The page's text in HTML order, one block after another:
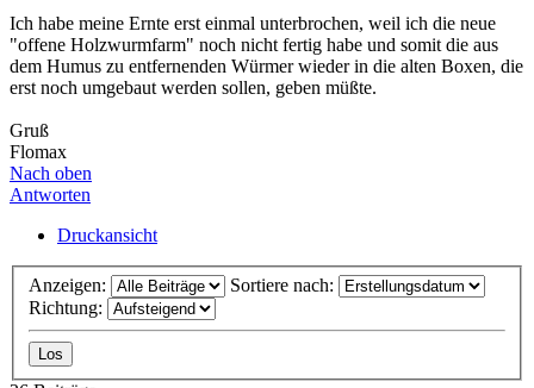
Ich habe meine Ernte erst einmal unterbrochen, weil ich die neue
"offene Holzwurmfarm" noch nicht fertig habe und somit die aus
dem Humus zu entfernenden Würmer wieder in die alten Boxen, die
erst noch umgebaut werden sollen, geben müßte.
Gruß
Flomax
Nach oben
Antworten
Druckansicht
Anzeigen:
Sortiere nach:
Richtung: